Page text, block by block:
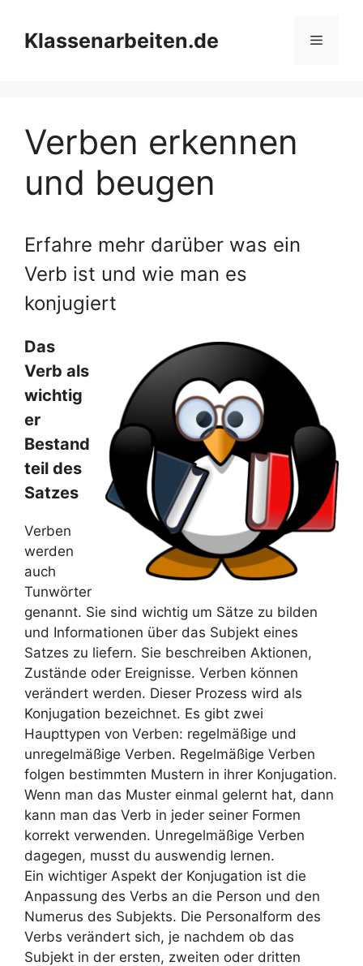
Inhalt
springenKlassenarbeiten.de Menü
Verben erkennen
und beugen
Erfahre mehr darüber was ein
Verb ist und wie man es
konjugiert
Das
Verb als
wichtig
er
Bestand
teil des
Satzes
Verben
werden
auch
Tunwörter
genannt. Sie sind wichtig um Sätze zu bilden
und Informationen über das Subjekt eines
Satzes zu liefern. Sie beschreiben Aktionen,
Zustände oder Ereignisse. Verben können
verändert werden. Dieser Prozess wird als
Konjugation bezeichnet. Es gibt zwei
Haupttypen von Verben: regelmäßige und
unregelmäßige Verben. Regelmäßige Verben
folgen bestimmten Mustern in ihrer Konjugation.
Wenn man das Muster einmal gelernt hat, dann
kann man das Verb in jeder seiner Formen
korrekt verwenden. Unregelmäßige Verben
dagegen, musst du auswendig lernen.
Ein wichtiger Aspekt der Konjugation ist die
Anpassung des Verbs an die Person und den
Numerus des Subjekts. Die Personalform des
Verbs verändert sich, je nachdem ob das
Subjekt in der ersten, zweiten oder dritten